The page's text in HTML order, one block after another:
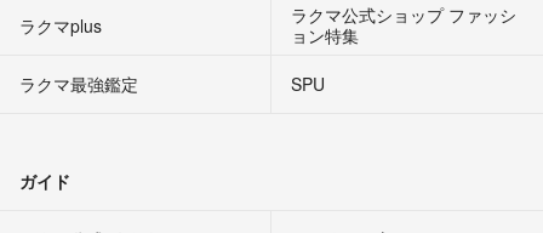
ラクマplus
ラクマ公式ショップ ファッシ
ョン特集
ラクマ最強鑑定
SPU
ガイド